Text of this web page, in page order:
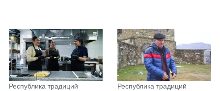
Республика традиций Республика традиций